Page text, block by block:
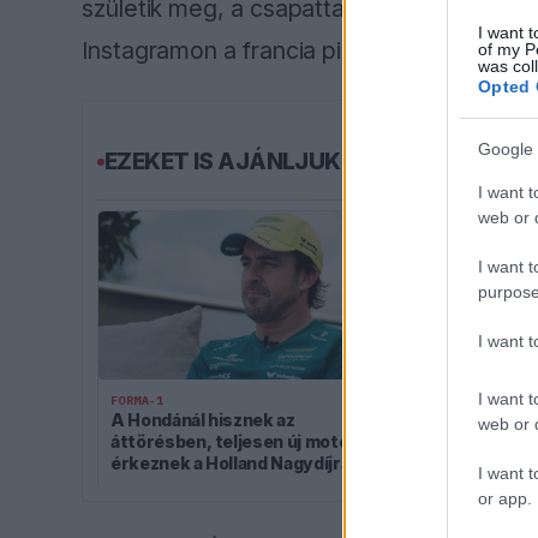
I want
of my
was
Opted
Google
I want
web or
I want
I want
I want
web or
I want
or app.
születik meg, a csapattal közösen
Instagramon a francia pilóta.
EZEKET IS AJÁNLJUK
FORMA-1
A Hondánál hisznek az
áttörésben, teljesen új motorral
érkeznek a Holland Nagydíjra az
Radikális